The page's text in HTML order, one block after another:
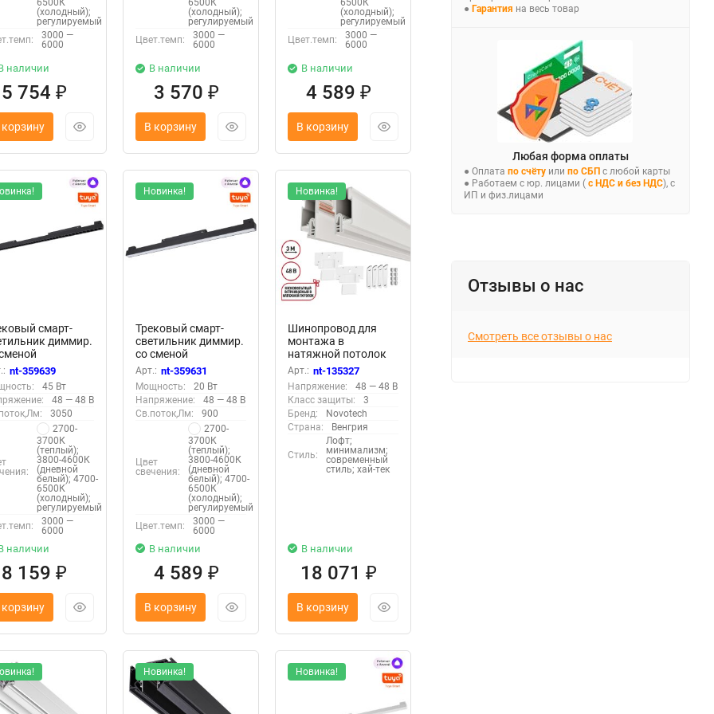
6500К
(холодный);
регулируемый
3000 —
6000
наличии
5 754₽
6500К
(холодный);
регулируемый
Цвет.темп:
3000 —
6000
В наличии
3 570₽
В корзину
6500К
(холодный);
регулируемый
Цвет.темп:
3000 —
6000
В наличии
4 589₽
В корзину
смарт-
диммир.
- пульт
Smart Life)
359639,
FLUM -
Tuya
nt-359639
45 Вт
48 — 48 В
3050
2700-
3700К
(теплый);
3800-4600К
(дневной
белый); 4700-
6500К
(холодный);
регулируемый
3000 —
6000
наличии
8 159₽
Новинка!
Трековый смарт-
светильник диммир.
со сменой
цв.температуры
(управление - пульт
ДУ/Tuya Smart Life)
«Novotech» 359631,
серия: FLUM -
Приложение Tuya
Арт.: nt-359631
Мощность:
20 Вт
Напряжение:
48 — 48 В
Св.поток,Лм:
900
Цвет
свечения:
2700-
3700К
(теплый);
3800-4600К
(дневной
белый); 4700-
6500К
(холодный);
регулируемый
Цвет.темп:
3000 —
6000
В наличии
4 589₽
В корзину
Новинка!
Шинопровод для
монтажа в
натяжной потолок
3м (CLAMP)
«Novotech» 135327,
серия: FLUM
Арт.: nt-135327
Напряжение:
48 — 48 В
Класс защиты:
3
Бренд:
Novotech
Страна:
Венгрия
Стиль:
Лофт;
минимализм;
современный
стиль; хай-тек
В наличии
18 071₽
В корзину
Новинка! Новинка!
● Гарантия на весь товар
Любая форма оплаты
● Оплата по счёту или по СБП с любой карты
● Работаем с юр. лицами ( с НДС и без НДС), с
ИП и физ.лицами
Отзывы о нас
Смотреть все отзывы о нас